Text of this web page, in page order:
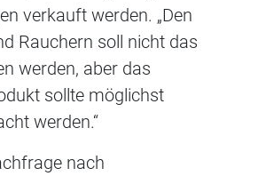
verkauft werden. „Den
Rauchern soll nicht das
werden, aber das
sollte möglichst
werden.“
nach